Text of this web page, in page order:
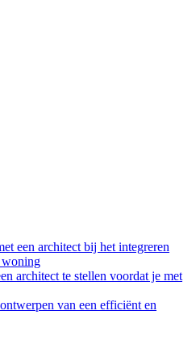
een architect bij het integreren
woning
architect te stellen voordat je met
van een efficiënt en